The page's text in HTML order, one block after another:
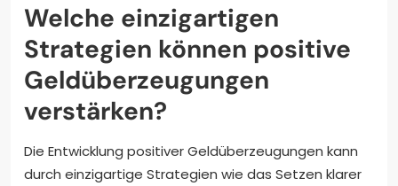
Welche einzigartigen
Strategien können positive
Geldüberzeugungen
verstärken?
Die Entwicklung positiver Geldüberzeugungen kann
durch einzigartige Strategien wie das Setzen klarer